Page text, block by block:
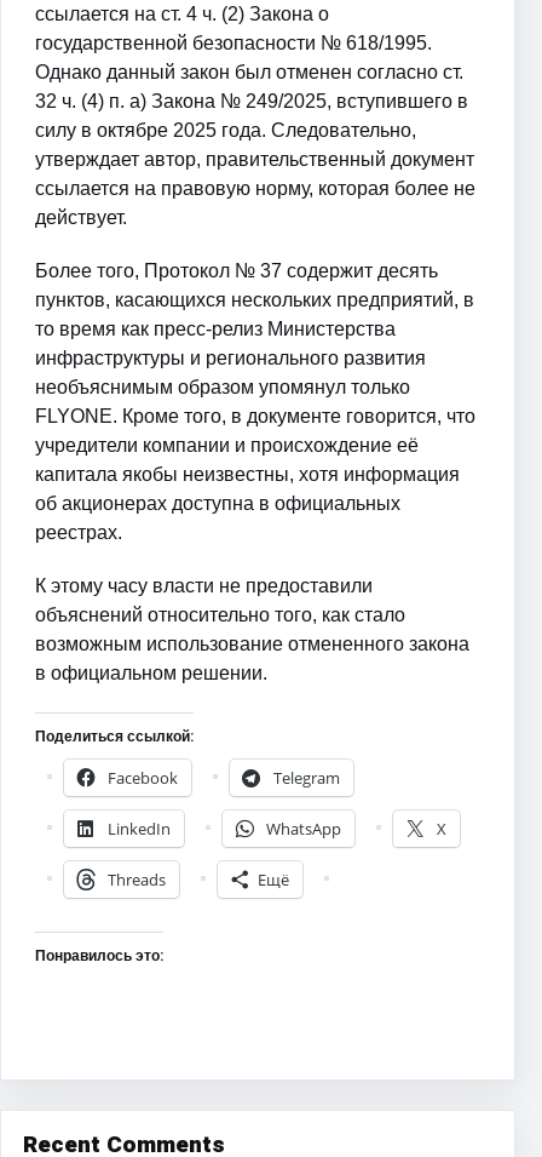
ссылается на ст. 4 ч. (2) Закона о
государственной безопасности № 618/1995.
Однако данный закон был отменен согласно ст.
32 ч. (4) п. а) Закона № 249/2025, вступившего в
силу в октябре 2025 года. Следовательно,
утверждает автор, правительственный документ
ссылается на правовую норму, которая более не
действует.
Более того, Протокол № 37 содержит десять
пунктов, касающихся нескольких предприятий, в
то время как пресс-релиз Министерства
инфраструктуры и регионального развития
необъяснимым образом упомянул только
FLYONE. Кроме того, в документе говорится, что
учредители компании и происхождение её
капитала якобы неизвестны, хотя информация
об акционерах доступна в официальных
реестрах.
К этому часу власти не предоставили
объяснений относительно того, как стало
возможным использование отмененного закона
в официальном решении.
Поделиться ссылкой:
Facebook
Telegram
LinkedIn WhatsApp X
Threads Ещё
Понравилось это:
Recent Comments